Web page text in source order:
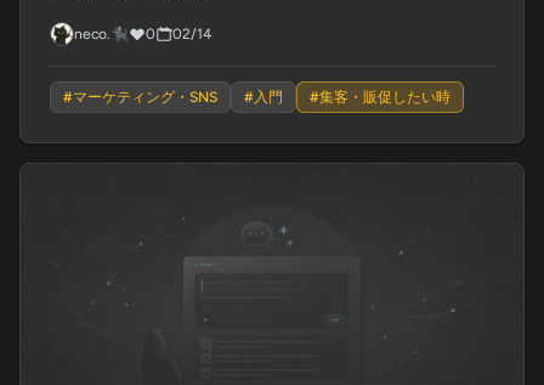
neco.🐈‍⬛ 0 02/14
#マーケティング・SNS #入門 #集客・販促したい時